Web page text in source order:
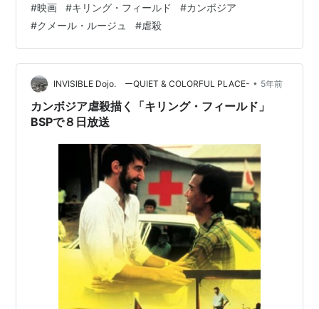
様子を見るものに伝える、又、アメリカに帰国すること
なく、また、アメリカへ逃げることなく、ポル・ポト政
権下のカンボジアにとどまり、内戦の取材を続けてゆ
く、特派員シドニーと現地新聞記者プランの二人の物語
でもある。 この映画を観始めてすぐに思い出したのは、
以前紹介したことのある韓国映画「タクシー運転手」…
#映画 #キリング・フィールド #カンボジア
#クメール・ルージュ #虐殺
INVISIBLE Dojo. ーQUIET & COLORFUL PLACE- • 5年前
カンボジア虐殺描く「キリング・フィールド」
BSPで８日放送